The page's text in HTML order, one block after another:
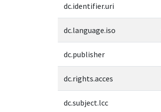
dc.identifier.uri
dc.language.iso
dc.publisher
dc.rights.acces
dc.subject.lcc